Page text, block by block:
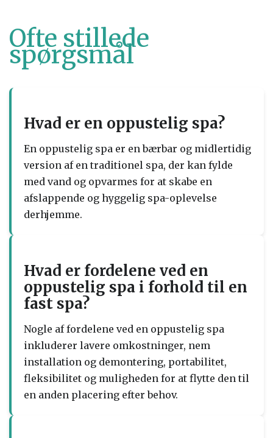
Ofte stillede
spørgsmål
Hvad er en oppustelig spa?
En oppustelig spa er en bærbar og midlertidig
version af en traditionel spa, der kan fylde
med vand og opvarmes for at skabe en
afslappende og hyggelig spa-oplevelse
derhjemme.
Hvad er fordelene ved en
oppustelig spa i forhold til en
fast spa?
Nogle af fordelene ved en oppustelig spa
inkluderer lavere omkostninger, nem
installation og demontering, portabilitet,
fleksibilitet og muligheden for at flytte den til
en anden placering efter behov.